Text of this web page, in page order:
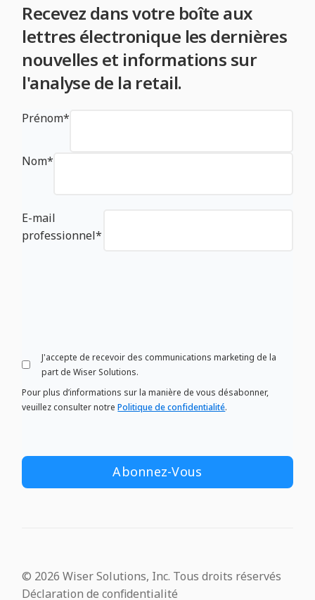
Recevez dans votre boîte aux
lettres électronique les dernières
nouvelles et informations sur
l'analyse de la retail.
Prénom*
Nom*
E-mail
professionnel*
J'accepte de recevoir des communications marketing de la
part de Wiser Solutions.
Pour plus d’informations sur la manière de vous désabonner,
veuillez consulter notrePolitique de confidentialité.
© 2026 Wiser Solutions, Inc. Tous droits réservés
Déclaration de confidentialité